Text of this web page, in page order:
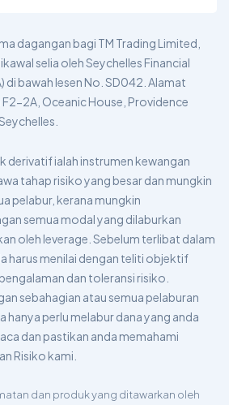
dagangan bagi TM Trading Limited,
selia oleh Seychelles Financial
di bawah lesen No. SD042. Alamat
2A, Oceanic House, Providence
derivatif ialah instrumen kewangan
tahap risiko yang besar dan mungkin
pelabur, kerana mungkin
semua modal yang dilaburkan
oleh leverage. Sebelum terlibat dalam
harus menilai dengan teliti objektif
dan toleransi risiko.
sebahagian atau semua pelaburan
hanya perlu melabur dana yang anda
dan pastikan anda memahami
Risiko kami.
dan produk yang ditawarkan oleh